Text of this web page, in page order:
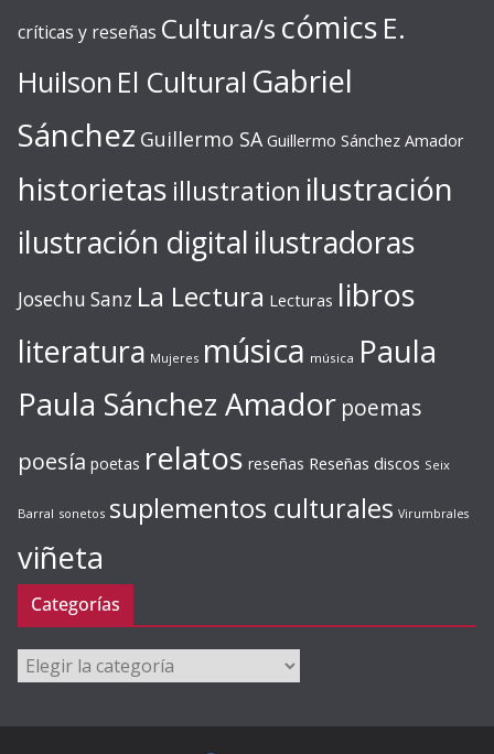
críticas y reseñas Cultura/s cómics E.
Huilson El Cultural Gabriel
Sánchez Guillermo SA Guillermo Sánchez Amador
historietas illustration ilustración
ilustración digital ilustradoras
Josechu Sanz La Lectura Lecturas libros
literatura Mujeres música música Paula
Paula Sánchez Amador poemas
poesía poetas relatos reseñas Reseñas discos Seix
Barral sonetos suplementos culturales Virumbrales
viñeta
Categorías
Categorías